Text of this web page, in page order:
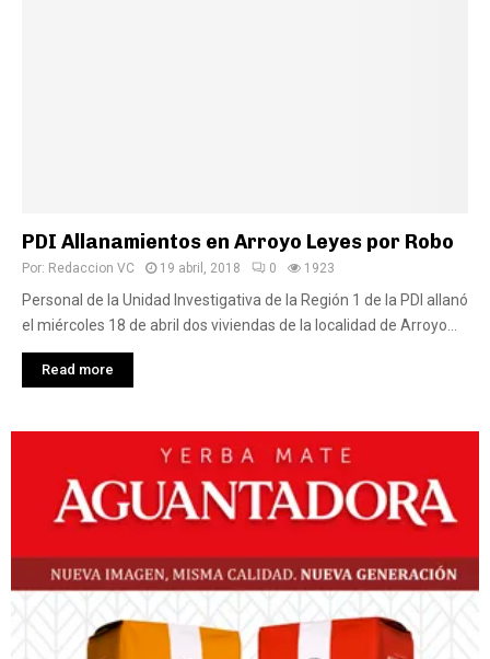
PDI Allanamientos en Arroyo Leyes por Robo
Por: Redaccion VC 19 abril, 2018 0 1923
Personal de la Unidad Investigativa de la Región 1 de la PDI allanó
el miércoles 18 de abril dos viviendas de la localidad de Arroyo...
Read more